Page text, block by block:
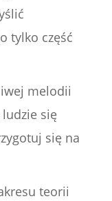
tylko część
melodii
się
się na
teorii